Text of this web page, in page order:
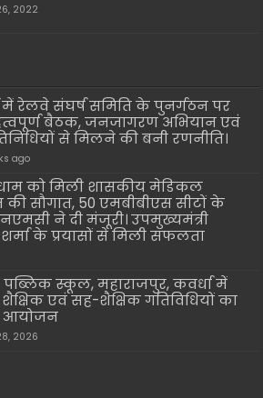
2022
में रेलवे संघर्ष समिति के पुनर्गठन पर
बैठक, जनजागरण अभियान एवं
से मिलने की बनी रणनीति।
ago
को मिली शासकीय मेडिकल
सौगात, 50 एमबीबीएस सीटों के
ने दी मंजूरी। उपमुख्यमंत्री
के प्रयासों से मिली सफलता
पब्लिक स्कूल, महाराजपुर, कवर्धा में
शैक्षिक एवं सह-शैक्षिक गतिविधियों का
2026